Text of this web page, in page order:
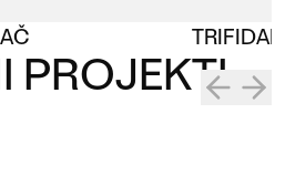
PROJEKTI